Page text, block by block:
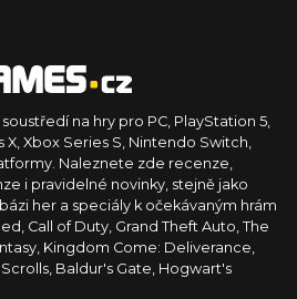
na hry pro PC, PlayStation 5,
X, Xbox Series S, Nintendo Switch,
Naleznete zde recenze,
i pravidelné novinky, stejně jako
her a speciály k očekávaným hrám
Call of Duty, Grand Theft Auto, The
Kingdom Come: Deliverance,
Baldur's Gate, Hogwart's